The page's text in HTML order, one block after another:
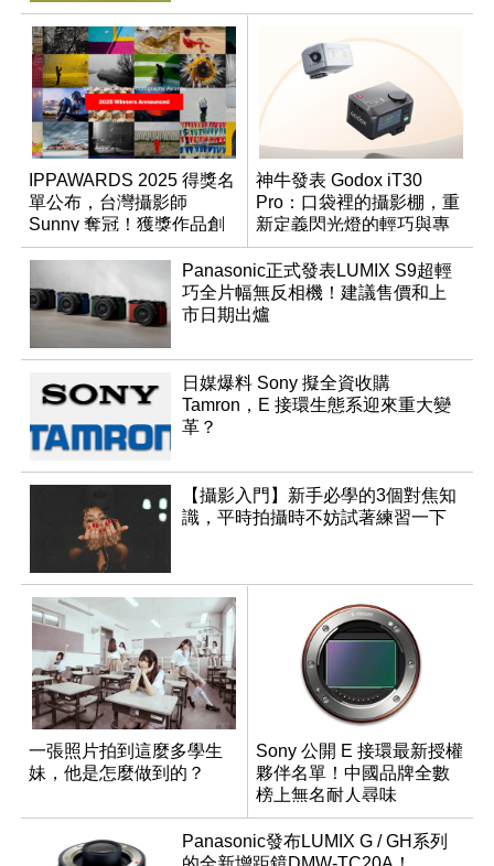
IPPAWARDS 2025 得獎名
單公布，台灣攝影師
Sunny 奪冠！獲獎作品創
作心法大公開
神牛發表 Godox iT30
Pro：口袋裡的攝影棚，重
新定義閃光燈的輕巧與專
業
Panasonic正式發表LUMIX S9超輕
巧全片幅無反相機！建議售價和上
市日期出爐
日媒爆料 Sony 擬全資收購
Tamron，E 接環生態系迎來重大變
革？
【攝影入門】新手必學的3個對焦知
識，平時拍攝時不妨試著練習一下
一張照片拍到這麼多學生
妹，他是怎麼做到的？
Sony 公開 E 接環最新授權
夥伴名單！中國品牌全數
榜上無名耐人尋味
Panasonic發布LUMIX G / GH系列